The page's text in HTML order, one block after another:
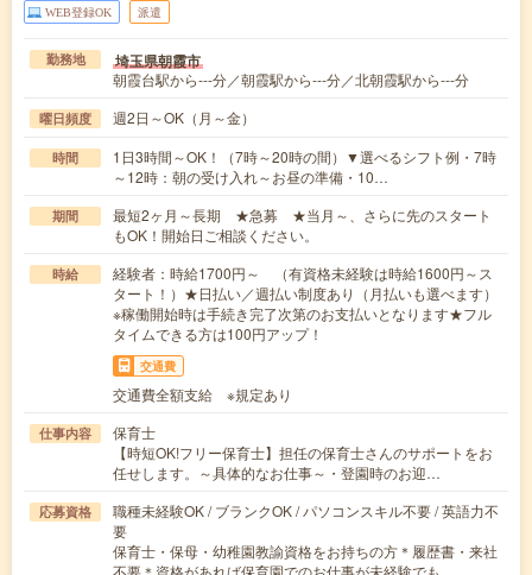
WEB登録OK 派遣
勤務地 埼玉県朝霞市
朝霞台駅から---分／朝霞駅から---分／北朝霞駅から---分
曜日頻度 週2日～OK（月～金）
時間
1日3時間～OK！（7時～20時の間）▼選べるシフト例・7時
～12時：朝の受け入れ～お昼の準備・10…
期間
最短2ヶ月～長期 ★急募 ★当月～、さらに先のスタート
もOK！開始日ご相談ください。
時給
経験者：時給1700円～ （有資格未経験は時給1600円～ス
タート！）★日払い／週払い制度あり（月払いも選べます）
※稼働開始時は手続き完了次第のお支払いとなります★フル
タイムできる方は100円アップ！
交通費
交通費全額支給 ※規定あり
仕事内容
保育士
【時短OK!フリー保育士】担任の保育士さんのサポートをお
任せします。～具体的なお仕事～・登園時のお迎…
応募資格
職種未経験OK / ブランクOK / パソコンスキル不要 / 英語力不
要
保育士・保母・幼稚園教諭資格をお持ちの方＊履歴書・来社
不要＊資格があれば保育園でのお仕事が未経験でも…